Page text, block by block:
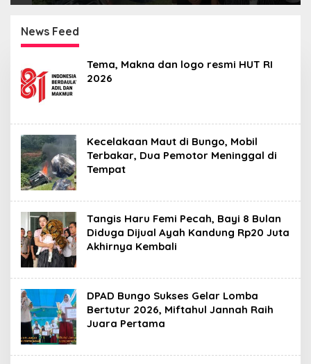
Tempat
News Feed
Narasi
Tema, Makna dan logo resmi HUT RI
2026
Kecelakaan Maut di Bungo, Mobil
Terbakar, Dua Pemotor Meninggal di
Tempat
Tangis Haru Femi Pecah, Bayi 8 Bulan
Diduga Dijual Ayah Kandung Rp20 Juta
Akhirnya Kembali
DPAD Bungo Sukses Gelar Lomba
Bertutur 2026, Miftahul Jannah Raih
Juara Pertama